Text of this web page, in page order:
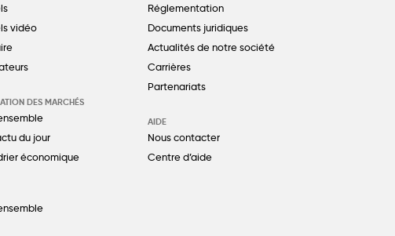
vidéo
DES MARCHÉS
du jour
économique
Réglementation
Documents juridiques
Actualités de notre société
Carrières
Partenariats
AIDE
Nous contacter
Centre d’aide